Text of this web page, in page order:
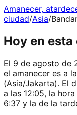
Amanecer,
ciudad/Asia/
Hoy en esta
El 9 de agosto de
el amanecer es a
(Asia/Jakarta). El
a las 12:05, la
6:37 y la de la